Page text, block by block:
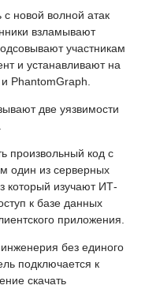
с новой волной атак
взламывают
участникам
и устанавливают на
PhantomGraph.
две уязвимости
произвольный код с
один из серверных
который изучают ИТ-
к базе данных
приложения.
без единого
подключается к
скачать